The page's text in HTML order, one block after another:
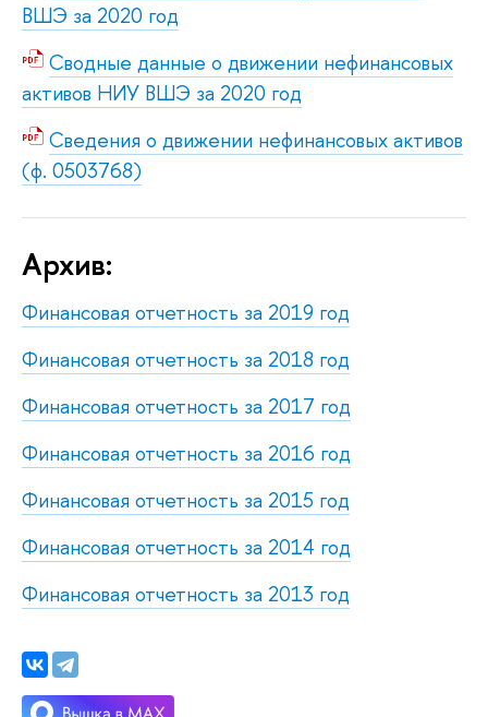
ВШЭ за 2020 год
Сводные данные о движении нефинансовых
активов НИУ ВШЭ за 2020 год
Сведения о движении нефинансовых активов
(ф. 0503768)
Архив:
Финансовая отчетность за 2019 год
Финансовая отчетность за 2018 год
Финансовая отчетность за 2017 год
Финансовая отчетность за 2016 год
Финансовая отчетность за 2015 год
Финансовая отчетность за 2014 год
Финансовая отчетность за 2013 год